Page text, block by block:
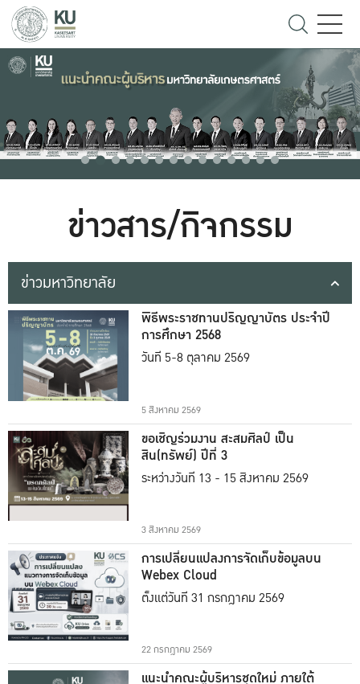
ข่าวสาร/กิจกรรม
ข่าวมหาวิทยาลัย
พิธีพระราชทานปริญญาบัตร ประจำปี
การศึกษา 2568
วันที่ 5-8 ตุลาคม 2569
5 สิงหาคม 2569
ขอเชิญร่วมงาน สะสมศิลป์ เป็น
สิน(ทรัพย์) ปีที่ 3
ระหว่างวันที่ 13 - 15 สิงหาคม 2569
3 สิงหาคม 2569
การเปลี่ยนแปลงการจัดเก็บข้อมูลบน
Webex Cloud
ตั้งแต่วันที่ 31 กรกฎาคม 2569
22 กรกฎาคม 2569
แนะนำคณะผู้บริหารชุดใหม่ ภายใต้